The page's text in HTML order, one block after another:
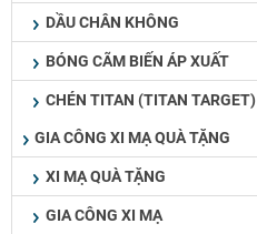
DẦU CHÂN KHÔNG
BÓNG CÃM BIẾN ÁP XUẤT
CHÉN TITAN (TITAN TARGET)
GIA CÔNG XI MẠ QUÀ TẶNG
XI MẠ QUÀ TẶNG
GIA CÔNG XI MẠ